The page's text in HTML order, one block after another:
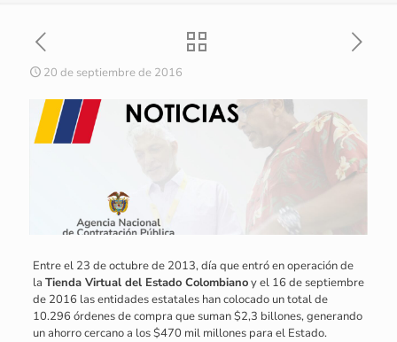
20 de septiembre de 2016
Entre el 23 de octubre de 2013, día que entró en operación de
la Tienda Virtual del Estado Colombianoy el 16 de septiembre
de 2016 las entidades estatales han colocado un total de
10.296 órdenes de compra que suman $2,3 billones, generando
un ahorro cercano a los $470 mil millones para el Estado.